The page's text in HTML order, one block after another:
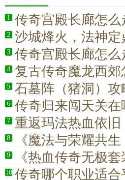
1 传奇宫殿长廊怎么
2 沙城烽火，法神
核心力量
3 传奇宫殿长廊怎么
4 复古传奇魔龙西郊
5 石墓阵（猪洞）攻
6 传奇归来闯天关在
7 重返玛法热血依
8
《魔法与荣耀共
信仰》
9 《热血传奇无极套
10 传奇哪个职业适合